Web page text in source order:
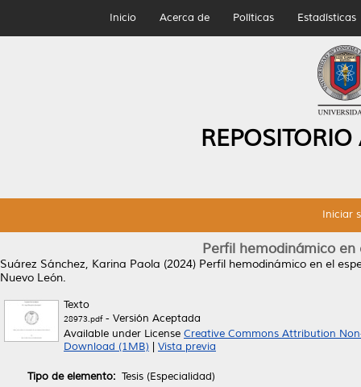
Inicio Acerca de Políticas Estadísticas
Iniciar
Perfil hemodinámico
Suárez Sánchez, Karina Paola (2024) Perfil hemodinámico en el
Nuevo León.
Texto
28973.pdf- Versión Aceptada
Available under License Creative Commons Attribution
Download (1MB)
Vista previa
Tipo de elemento: Tesis (Especialidad)